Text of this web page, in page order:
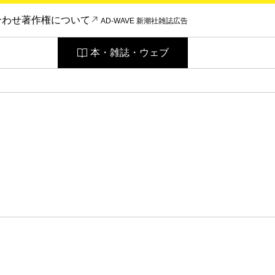
わせ著作権について AD-WAVE 新潮社雑誌広告
本・雑誌・ウェブ